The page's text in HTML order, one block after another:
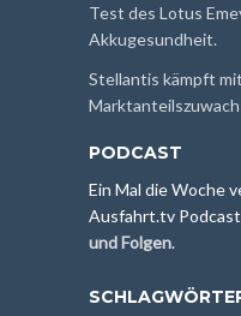
Test des Lotus
Akkugesundheit.
Stellantis kämpft
PODCAST
Ein Mal die Woche
Ausfahrt.tv
und Folgen.